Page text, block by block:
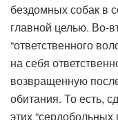
бездомных собак в
главной целью. Во-
“ответственного
на себя
возвращенную
обитания. То есть,
этих